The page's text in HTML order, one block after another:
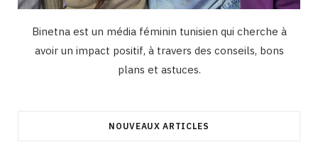
Binetna est un média féminin tunisien qui cherche à
avoir un impact positif, à travers des conseils, bons
plans et astuces.
NOUVEAUX ARTICLES